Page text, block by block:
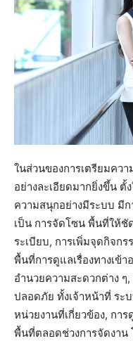
ในส่วนของการเตรียมคว
อย่างละเอียดมากยิ่งขึ้น ตั้
ความสนุกอย่างมีระบบ มี
เป็น การจัดโซน พื้นที่ให้ชั
ระเบียบ, การเพิ่มจุดกิจก
พื้นที่การดูแลเรื่องทางเข้
อำนวยความสะดวกต่าง
ปลอดภัย ทั้งเจ้าหน้าที่ ระ
หน่วยงานที่เกี่ยวข้อง, กา
พื้นที่ตลอดช่วงการจัดงาน